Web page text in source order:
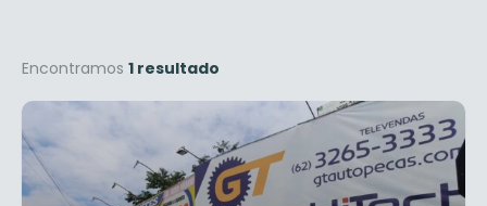
Encontramos 1 resultado